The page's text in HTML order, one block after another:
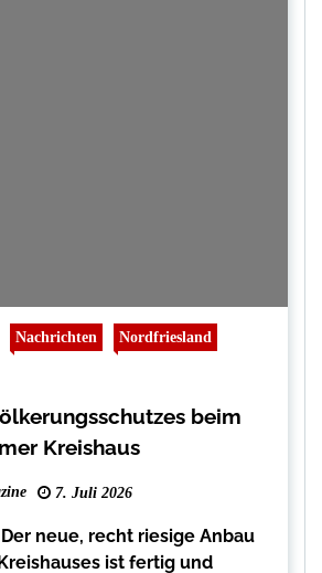
Nachrichten Nordfriesland
beim
Kreishaus
7. Juli 2026
neue, recht riesige Anbau
ist fertig und